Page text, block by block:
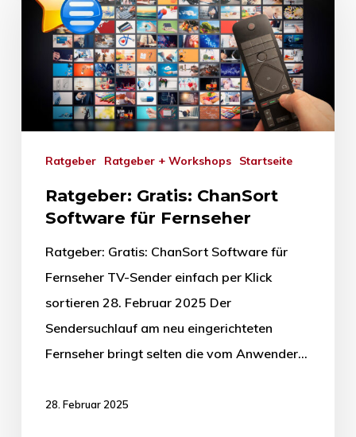
Ratgeber Ratgeber + Workshops Startseite
Ratgeber: Gratis: ChanSort
Software für Fernseher
Ratgeber: Gratis: ChanSort Software für
Fernseher TV-Sender einfach per Klick
sortieren 28. Februar 2025 Der
Sendersuchlauf am neu eingerichteten
Fernseher bringt selten die vom Anwender…
28. Februar 2025